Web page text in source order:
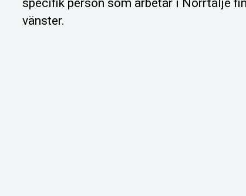
specifik person som arbetar i Norrtälje
vänster.